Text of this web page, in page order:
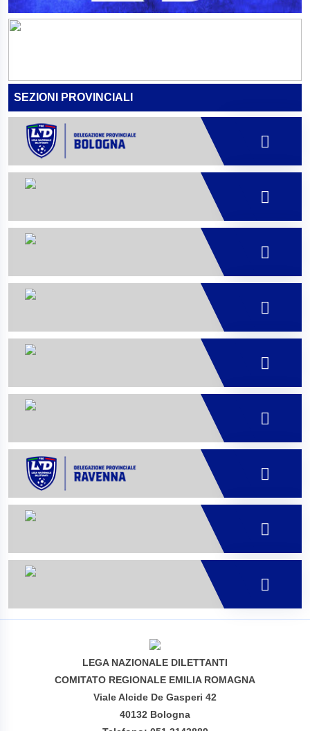
SEZIONI PROVINCIALI
LEGA NAZIONALE DILETTANTI
COMITATO REGIONALE EMILIA ROMAGNA
Viale Alcide De Gasperi 42
40132 Bologna